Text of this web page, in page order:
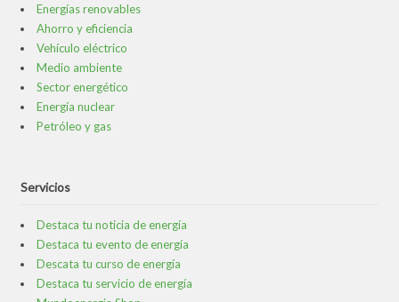
Energías renovables
Ahorro y eficiencia
Vehículo eléctrico
Medio ambiente
Sector energético
Energía nuclear
Petróleo y gas
Servicios
Destaca tu noticia de energía
Destaca tu evento de energía
Descata tu curso de energía
Destaca tu servicio de energía